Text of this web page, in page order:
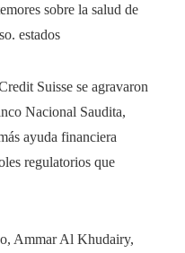
sobre la salud de
estados
Suisse se agravaron
Nacional Saudita,
ayuda financiera
regulatorios que
Ammar Al Khudairy,